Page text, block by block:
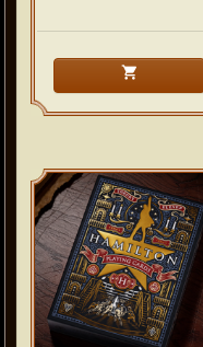
shopping_cart